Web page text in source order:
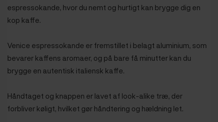
espressokande, hvor du nemt og hurtigt kan brygge dig en
kop kaffe.
Venice espressokande er fremstillet i belagt aluminium, som
bevarer kaffens aromaer, og på bare få minutter kan du
brygge en autentisk italiensk kaffe.
Håndtaget og knappen er lavet af look-alike træ, der
forbliver køligt, hvilket gør håndtering og hældning let.